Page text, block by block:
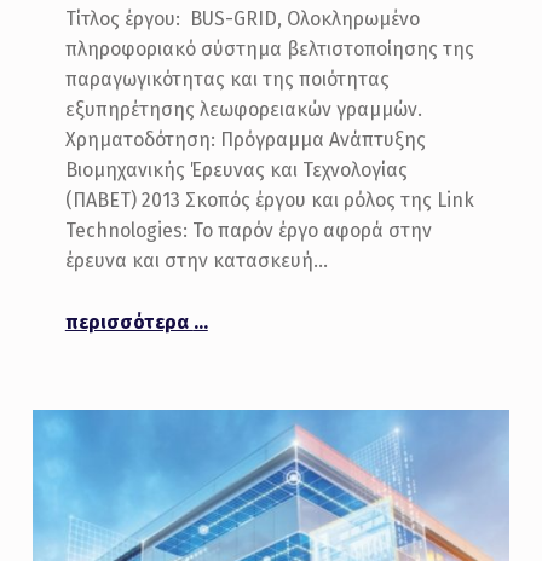
Τίτλος έργου: BUS-GRID, Ολοκληρωμένο
πληροφοριακό σύστημα βελτιστοποίησης της
παραγωγικότητας και της ποιότητας
εξυπηρέτησης λεωφορειακών γραμμών.
Χρηματοδότηση: Πρόγραμμα Ανάπτυξης
Βιομηχανικής Έρευνας και Τεχνολογίας
(ΠΑΒΕΤ) 2013 Σκοπός έργου και ρόλος της Link
Technologies: Το παρόν έργο αφορά στην
έρευνα και στην κατασκευή…
περισσότερα “Ολοκληρωμένο πληροφοριακό σύστημα βελτιστοποίησης της παραγωγικότητας και της ποιότητας εξυπηρέτησης λεωφορειακών γραμμών – BusGrid”
…